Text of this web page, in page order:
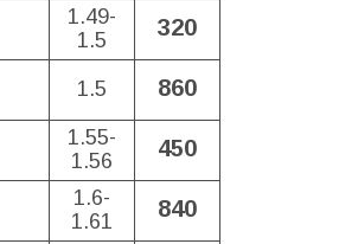
1.49-
1.5
320
1.5 860
1.55-
1.56
450
1.6-
1.61
840